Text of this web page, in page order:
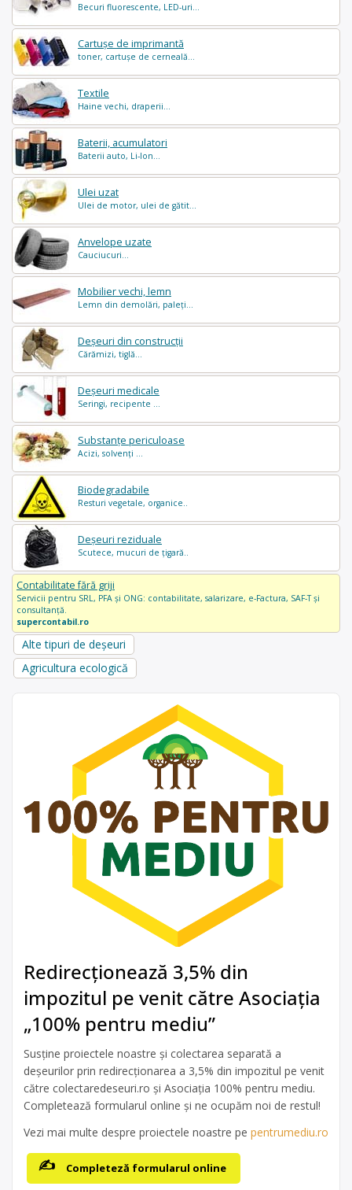
Becuri fluorescente, LED-uri...
Cartușe de imprimantă
toner, cartușe de cerneală...
Textile
Haine vechi, draperii...
Baterii, acumulatori
Baterii auto, Li-Ion...
Ulei uzat
Ulei de motor, ulei de gătit...
Anvelope uzate
Cauciucuri...
Mobilier vechi, lemn
Lemn din demolări, paleți...
Deșeuri din construcții
Cărămizi, tiglă...
Deșeuri medicale
Seringi, recipente ...
Substanțe periculoase
Acizi, solvenți ...
Biodegradabile
Resturi vegetale, organice..
Deșeuri reziduale
Scutece, mucuri de țigară..
Contabilitate fără griji
Servicii pentru SRL, PFA și ONG: contabilitate, salarizare, e-Factura, SAF-T și
consultanță.
supercontabil.ro
Alte tipuri de deșeuri
Agricultura ecologică
Redirecționează 3,5% din
impozitul pe venit către Asociația
„100% pentru mediu”
Susține proiectele noastre și colectarea separată a
deșeurilor prin redirecționarea a 3,5% din impozitul pe venit
către colectaredeseuri.ro și Asociația 100% pentru mediu.
Completează formularul online și ne ocupăm noi de restul!
Vezi mai multe despre proiectele noastre pe pentrumediu.ro
Completeză formularul online